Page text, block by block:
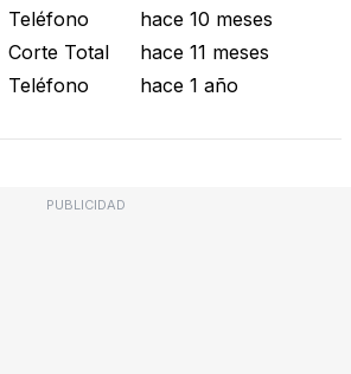
Teléfono
hace 10 meses
Corte Total
hace 11 meses
Teléfono hace 1 año
PUBLICIDAD